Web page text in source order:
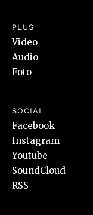
PLUS
Video
Audio
Foto
SOCIAL
Facebook
Instagram
Youtube
SoundCloud
RSS